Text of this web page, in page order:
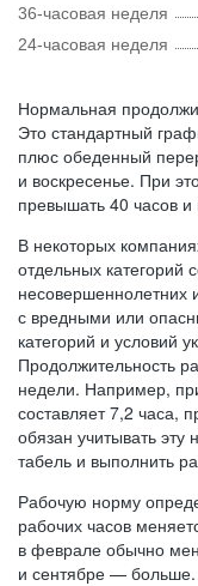
36-часовая неделя
24-часовая неделя
Нормальная
Это стандартный
плюс обеденный
и воскресенье. При
превышать 40 часов
В некоторых
отдельных категорий
несовершеннолетних
с вредными или
категорий и условий
Продолжительность
недели. Например,
составляет 7,2 часа,
обязан учитывать эту
табель и выполнить
Рабочую норму
рабочих часов
в феврале обычно
и сентябре — больше.